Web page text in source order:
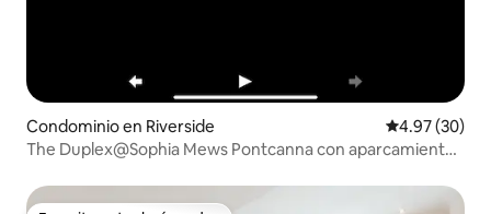
Condominio en Riverside Calificación
4.97 (30)
The Duplex@Sophia Mews Pontcanna con aparcamiento